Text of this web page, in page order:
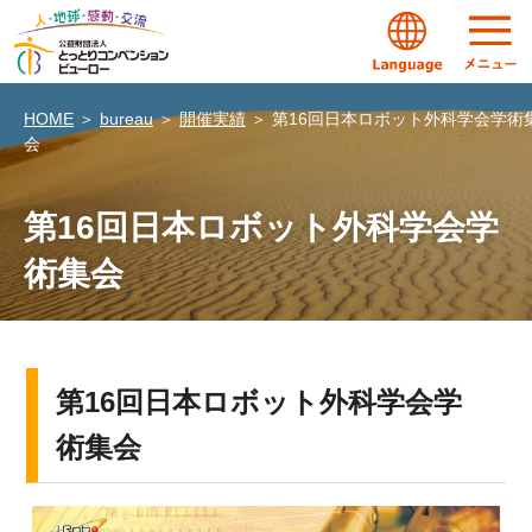
HOME ＞ bureau＞開催実績＞ 第16回日本ロボット外科学会学術
会
第16回日本ロボット外科学会学
術集会
第16回日本ロボット外科学会学
術集会